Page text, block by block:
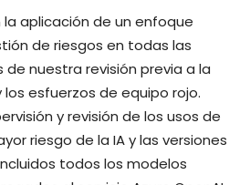
aplicación de un enfoque
de riesgos en todas las
de nuestra revisión previa a la
esfuerzos de equipo rojo.
y revisión de los usos de
riesgo de la IA y las versiones
todos los modelos